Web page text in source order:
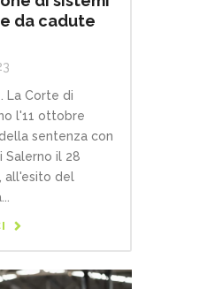
da cadute
La Corte di
l'11 ottobre
sentenza con
Salerno il 28
all'esito del